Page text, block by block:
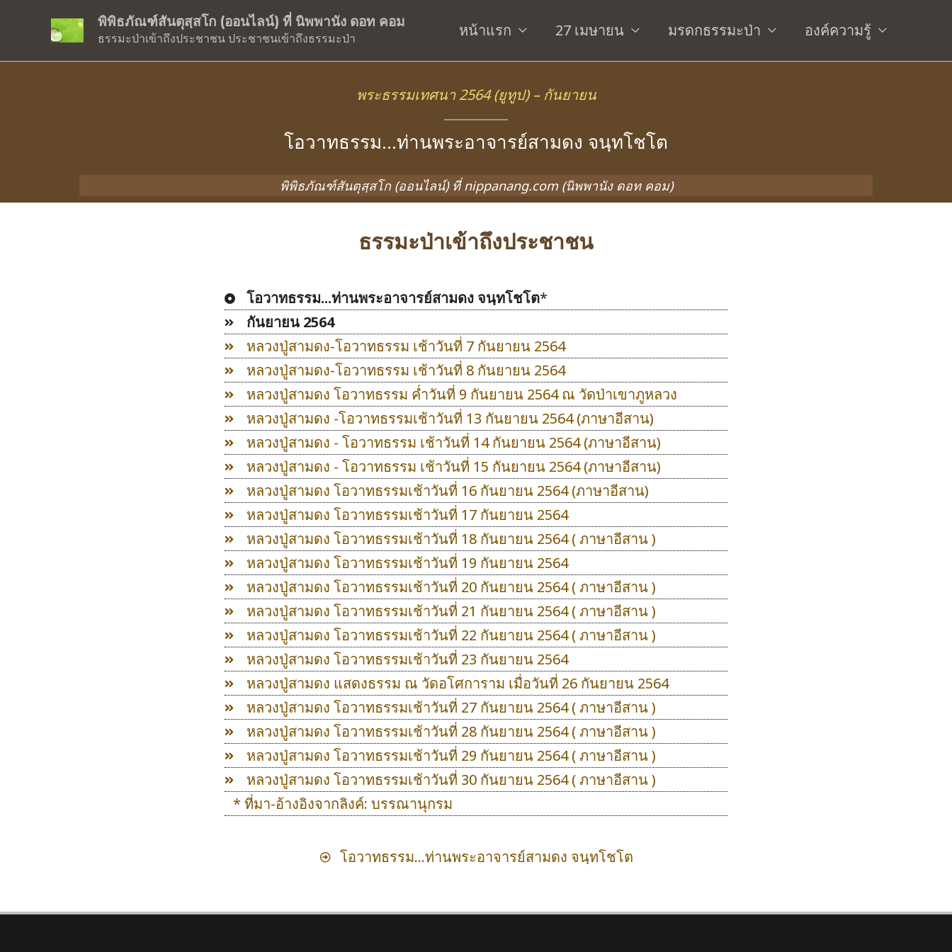
พิพิธภัณฑ์สันตุสฺสโก (ออนไลน์) ที่ นิพพานัง ดอท คอม
ธรรมะป่าเข้าถึงประชาชน ประชาชนเข้าถึงธรรมะป่า หน้าแรก 27 เมษายน มรดกธรรมะป่า องค์ความรู้
พระธรรมเทศนา 2564 (ยูทูป) – กันยายน
โอวาทธรรม…ท่านพระอาจารย์สามดง จนฺทโชโต
พิพิธภัณฑ์สันตุสฺสโก (ออนไลน์) ที่ nippanang.com (นิพพานัง ดอท คอม)
ธรรมะป่าเข้าถึงประชาชน
โอวาทธรรม...ท่านพระอาจารย์สามดง จนฺทโชโต*
กันยายน 2564
หลวงปู่สามดง-โอวาทธรรม เช้าวันที่ 7 กันยายน 2564
หลวงปู่สามดง-โอวาทธรรม เช้าวันที่ 8 กันยายน 2564
หลวงปู่สามดง โอวาทธรรม ค่ำวันที่ 9 กันยายน 2564 ณ วัดป่าเขาภูหลวง
หลวงปู่สามดง -โอวาทธรรมเช้าวันที่ 13 กันยายน 2564 (ภาษาอีสาน)
หลวงปู่สามดง - โอวาทธรรม เช้าวันที่ 14 กันยายน 2564 (ภาษาอีสาน)
หลวงปู่สามดง - โอวาทธรรม เช้าวันที่ 15 กันยายน 2564 (ภาษาอีสาน)
หลวงปู่สามดง โอวาทธรรมเช้าวันที่ 16 กันยายน 2564 (ภาษาอีสาน)
หลวงปู่สามดง โอวาทธรรมเช้าวันที่ 17 กันยายน 2564
หลวงปู่สามดง โอวาทธรรมเช้าวันที่ 18 กันยายน 2564 ( ภาษาอีสาน )
หลวงปู่สามดง โอวาทธรรมเช้าวันที่ 19 กันยายน 2564
หลวงปู่สามดง โอวาทธรรมเช้าวันที่ 20 กันยายน 2564 ( ภาษาอีสาน )
หลวงปู่สามดง โอวาทธรรมเช้าวันที่ 21 กันยายน 2564 ( ภาษาอีสาน )
หลวงปู่สามดง โอวาทธรรมเช้าวันที่ 22 กันยายน 2564 ( ภาษาอีสาน )
หลวงปู่สามดง โอวาทธรรมเช้าวันที่ 23 กันยายน 2564
หลวงปู่สามดง แสดงธรรม ณ วัดอโศการาม เมื่อวันที่ 26 กันยายน 2564
หลวงปู่สามดง โอวาทธรรมเช้าวันที่ 27 กันยายน 2564 ( ภาษาอีสาน )
หลวงปู่สามดง โอวาทธรรมเช้าวันที่ 28 กันยายน 2564 ( ภาษาอีสาน )
หลวงปู่สามดง โอวาทธรรมเช้าวันที่ 29 กันยายน 2564 ( ภาษาอีสาน )
หลวงปู่สามดง โอวาทธรรมเช้าวันที่ 30 กันยายน 2564 ( ภาษาอีสาน )
* ที่มา-อ้างอิงจากลิงค์: บรรณานุกรม
โอวาทธรรม...ท่านพระอาจารย์สามดง จนฺทโชโต